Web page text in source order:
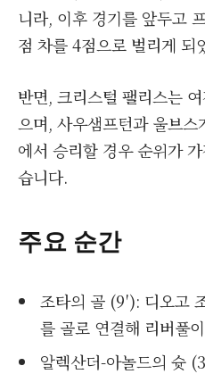
니라, 이후 경기를 앞두고
점 차를 4점으로 벌리게 되
반면, 크리스털 팰리스는
으며, 사우샘프턴과 울브
에서 승리할 경우 순위가
습니다.
주요 순간
조타의 골 (9′): 디오고
를 골로 연결해 리버풀
알렉산더-아놀드의 슛